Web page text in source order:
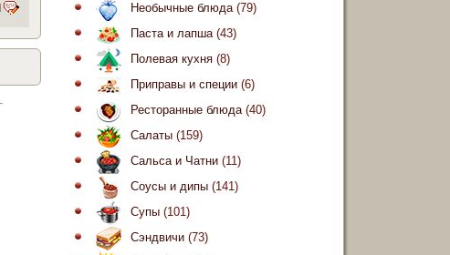
Необычные блюда(79)
Паста и лапша(43)
Полевая кухня (8)
Приправы и специи (6)
Ресторанные блюда(40)
Салаты (159)
Сальса и Чатни (11)
Соусы и дипы (141)
Супы (101)
Сэндвичи (73)